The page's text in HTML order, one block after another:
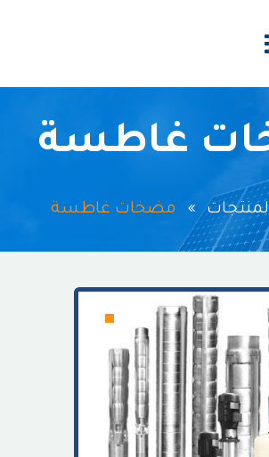
غاطسة
مضخات غاطسة